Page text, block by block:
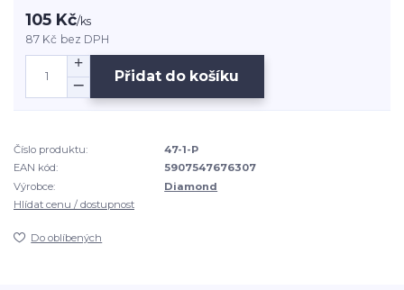
105 Kč/ks
87 Kč bez DPH
Přidat do košíku
Číslo produktu:
47-1-P
EAN kód:
5907547676307
Výrobce:
Diamond
Hlídat cenu / dostupnost
Do oblíbených